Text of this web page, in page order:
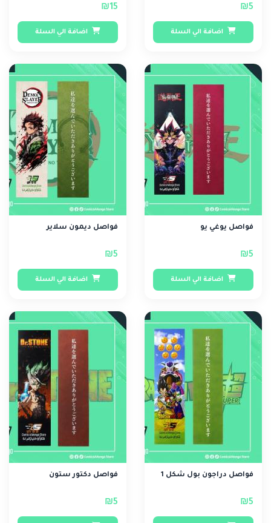
₪5
اضافة الي السلة
₪15
اضافة الي السلة
فواصل يوغي يو
₪5
اضافة الي السلة
فواصل ديمون سلاير
₪5
اضافة الي السلة
فواصل دراجون بول شكل 1
₪5
فواصل دكتور ستون
₪5